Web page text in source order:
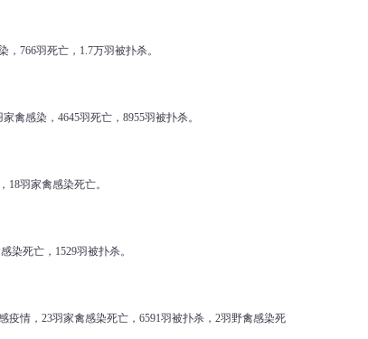
766羽死亡，1.7万羽被扑杀。
禽感染，4645羽死亡，8955羽被扑杀。
羽家禽感染死亡。
染死亡，1529羽被扑杀。
情，23羽家禽感染死亡，6591羽被扑杀，2羽野禽感染死